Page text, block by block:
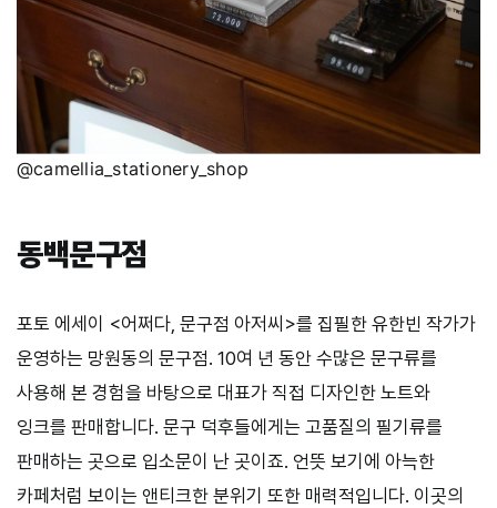
@camellia_stationery_shop
동백문구점
포토 에세이 <어쩌다, 문구점 아저씨>를 집필한 유한빈 작가가
운영하는 망원동의 문구점. 10여 년 동안 수많은 문구류를
사용해 본 경험을 바탕으로 대표가 직접 디자인한 노트와
잉크를 판매합니다. 문구 덕후들에게는 고품질의 필기류를
판매하는 곳으로 입소문이 난 곳이죠. 언뜻 보기에 아늑한
카페처럼 보이는 앤티크한 분위기 또한 매력적입니다. 이곳의